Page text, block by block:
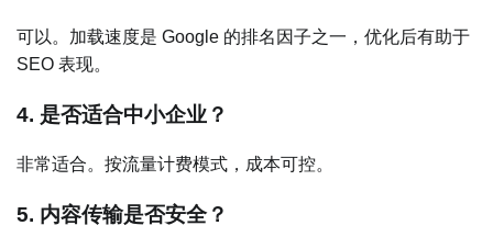
可以。加载速度是 Google 的排名因子之一，优化后有助于
SEO 表现。
4. 是否适合中小企业？
非常适合。按流量计费模式，成本可控。
5. 内容传输是否安全？